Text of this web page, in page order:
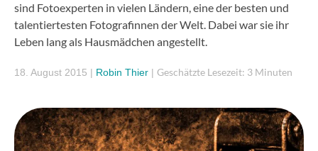
sind Fotoexperten in vielen Ländern, eine der besten und
talentiertesten Fotografinnen der Welt. Dabei war sie ihr
Leben lang als Hausmädchen angestellt.
18. August 2015 | Robin Thier | Geschätzte Lesezeit: 3 Minuten